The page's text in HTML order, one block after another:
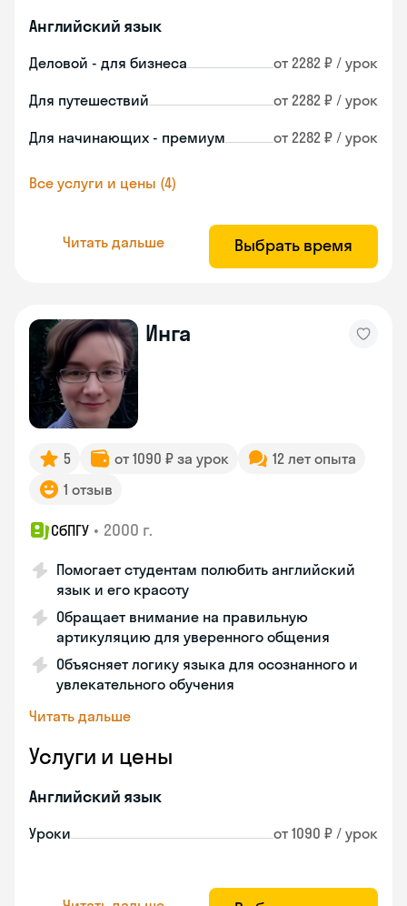
Английский язык
Деловой - для бизнеса от 2282 ₽ / урок
Для путешествий от 2282 ₽ / урок
Для начинающих - премиум от 2282 ₽ / урок
Все услуги и цены (4)
Читать дальше Выбрать время
Инга
5 от 1090 ₽ за урок
12 лет опыта
1 отзыв
СбПГУ • 2000 г.
Помогает студентам полюбить английский
язык и его красоту
Обращает внимание на правильную
артикуляцию для уверенного общения
Объясняет логику языка для осознанного и
увлекательного обучения
Читать дальше
Услуги и цены
Английский язык
Уроки от 1090 ₽ / урок